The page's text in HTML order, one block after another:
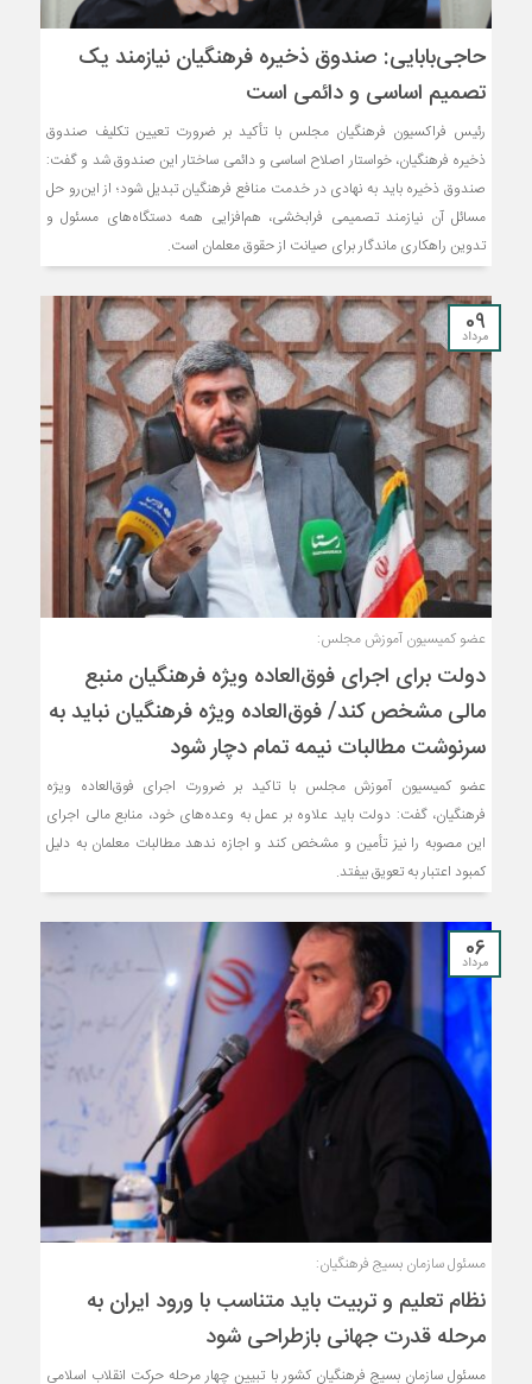
حاجی‌بابایی: صندوق ذخیره فرهنگیان نیازمند یک
تصمیم اساسی و دائمی است
رئیس فراکسیون فرهنگیان مجلس با تأکید بر ضرورت تعیین تکلیف صندوق
ذخیره فرهنگیان، خواستار اصلاح اساسی و دائمی ساختار این صندوق شد و گفت:
صندوق ذخیره باید به نهادی در خدمت منافع فرهنگیان تبدیل شود؛ از این‌رو حل
مسائل آن نیازمند تصمیمی فرابخشی، هم‌افزایی همه دستگاه‌های مسئول و
تدوین راهکاری ماندگار برای صیانت از حقوق معلمان است.
09
مرداد
عضو کمیسیون آموزش مجلس:
دولت برای اجرای فوق‌العاده ویژه فرهنگیان منبع
مالی مشخص کند/ فوق‌العاده ویژه فرهنگیان نباید به
سرنوشت مطالبات نیمه‌ تمام دچار شود
عضو کمیسیون آموزش مجلس با تاکید بر ضرورت اجرای فوق‌العاده ویژه
فرهنگیان، گفت: دولت باید علاوه بر عمل به وعده‌های خود، منابع مالی اجرای
این مصوبه را نیز تأمین و مشخص کند و اجازه ندهد مطالبات معلمان به دلیل
کمبود اعتبار به تعویق بیفتد.
06
مرداد
مسئول سازمان بسیج فرهنگیان:
نظام تعلیم و تربیت باید متناسب با ورود ایران به
مرحله قدرت جهانی بازطراحی شود
مسئول سازمان بسیج فرهنگیان کشور با تبیین چهار مرحله حرکت انقلاب اسلامی